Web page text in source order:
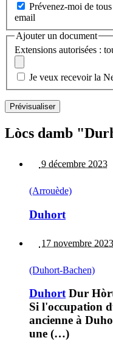
Prévenez-moi de
email
Ajouter un document
Extensions autorisées :
Je veux recevoir la
Lòcs damb
9 décembre 2023
(Arrouède)
Duhort
17 novembre 2023
(Duhort-Bachen)
DuhortDur
Si l'occupation
ancienne à
une (…)